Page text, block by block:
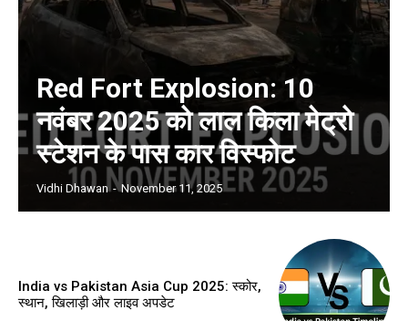
Red Fort Explosion: 10
नवंबर 2025 को लाल किला मेट्रो
स्टेशन के पास कार विस्फोट
Vidhi Dhawan - November 11, 2025
India vs Pakistan Asia Cup 2025: स्कोर,
स्थान, खिलाड़ी और लाइव अपडेट